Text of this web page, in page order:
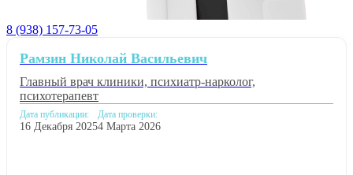
8 (938) 157-73-05
Рамзин Николай Васильевич
Главный врач клиники, психиатр-нарколог,
психотерапевт
Дата публикации:
16 Декабря 2025
Дата проверки:
4 Марта 2026